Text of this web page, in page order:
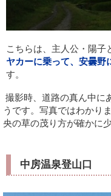
こちらは、主人公・陽子
ヤカーに乗って、安曇野
す。
撮影時、道路の真ん中に
うです。写真ではわかり
央の草の茂り方が確かに
中房温泉登山口